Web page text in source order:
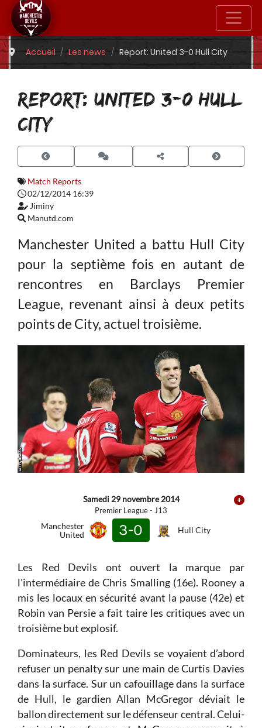
Accueil Les news Report: United 3-0 Hull City
REPORT: UNITED 3-0 HULL
CITY
Match Reports
02/12/2014 16:39
Jiminy
Manutd.com
Manchester United a battu Hull City
pour la septième fois en autant de
rencontres en Barclays Premier
League, revenant ainsi à deux petits
points de City, actuel troisième.
Samedi 29 novembre 2014
Premier League - J13
Manchester
United
3-0 Hull City
Les Red Devils ont ouvert la marque par
l'intermédiaire de Chris Smalling (16e). Rooney a
mis les locaux en sécurité avant la pause (42e) et
Robin van Persie a fait taire les critiques avec un
troisième but explosif.
Dominateurs, les Red Devils se voyaient d’abord
refuser un penalty sur une main de Curtis Davies
dans la surface. Sur un cafouillage dans la surface
de Hull, le gardien Allan McGregor déviait le
ballon directement sur le défenseur central. Celui-